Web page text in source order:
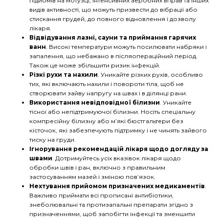
видів активності, що можуть призвести до вібрації або
стискання грудей, до повного відновлення і дозволу
лікаря.
Відвідування лазні, сауни та приймання гарячих
ванн . Високі температури можуть посилювати набряки і
запалення, що небажано в післяопераційний період.
Також це може збільшити ризик інфекцій.
Різкі рухи та нахили . Уникайте різких рухів, особливо
тих, які включають нахили і повороти тіла, щоб не
створювати зайву напругу на швах і в ділянці рани.
Використання невідповідної білизни . Уникайте
тісної або непідтримуючої білизни. Носіть спеціальну
компресійну білизну або м’які бюстгальтери без
кісточок, які забезпечують підтримку і не чинять зайвого
тиску на груди.
Ігнорування рекомендацій лікаря щодо догляду за
швами . Дотримуйтесь усіх вказівок лікаря щодо
обробки швів і ран, включно з правильним
застосуванням мазей і зміною пов’язок.
Нехтування прийомом призначених медикаментів
Важливо приймати всі прописані антибіотики,
знеболювальні та протизапальні препарати згідно з
призначеннями, щоб запобігти інфекції та зменшити